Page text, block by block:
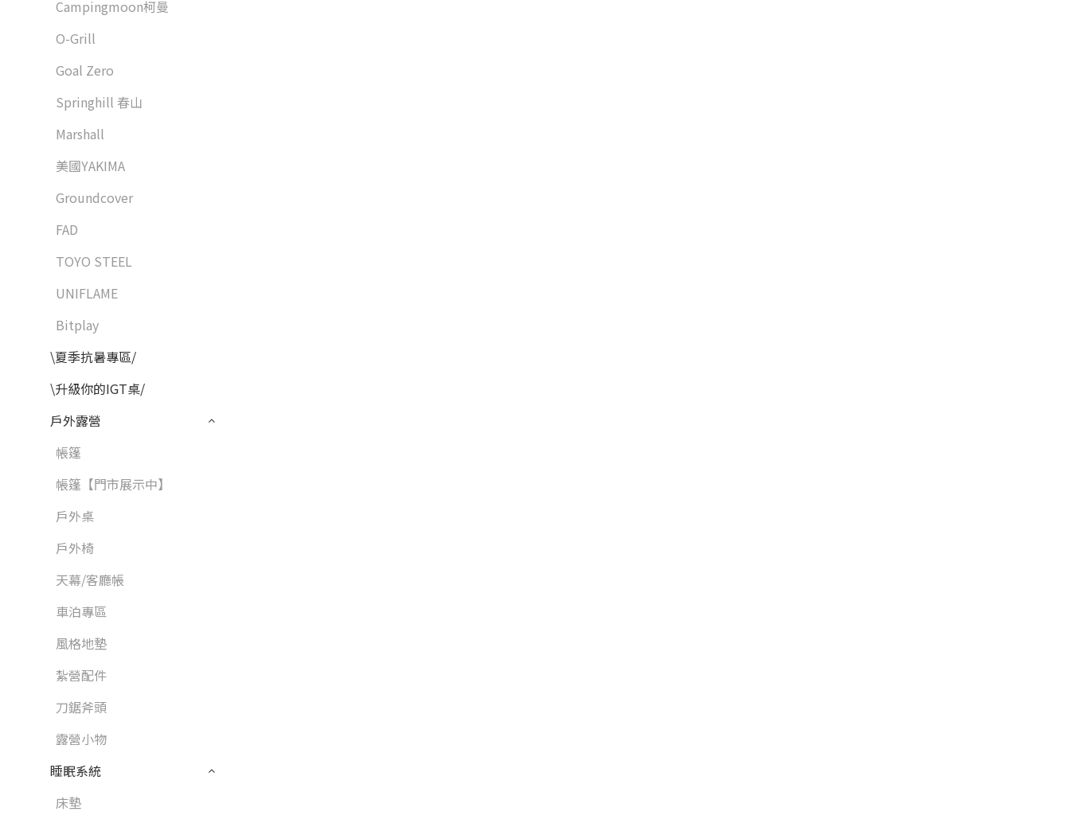
Campingmoon柯曼
O-Grill
Goal Zero
Springhill 春山
Marshall
美國YAKIMA
Groundcover
FAD
TOYO STEEL
UNIFLAME
Bitplay
\夏季抗暑專區/
\升級你的IGT桌/
戶外露營
帳篷
帳篷【門市展示中】
戶外桌
戶外椅
天幕/客廳帳
車泊專區
風格地墊
紮營配件
刀鋸斧頭
露營小物
睡眠系統
床墊